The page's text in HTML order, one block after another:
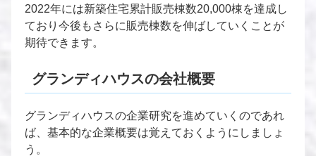
2022年には新築住宅累計販売棟数20,000棟を達成し
ており今後もさらに販売棟数を伸ばしていくことが
期待できます。
グランディハウスの会社概要
グランディハウスの企業研究を進めていくのであれ
ば、基本的な企業概要は覚えておくようにしましょ
う。